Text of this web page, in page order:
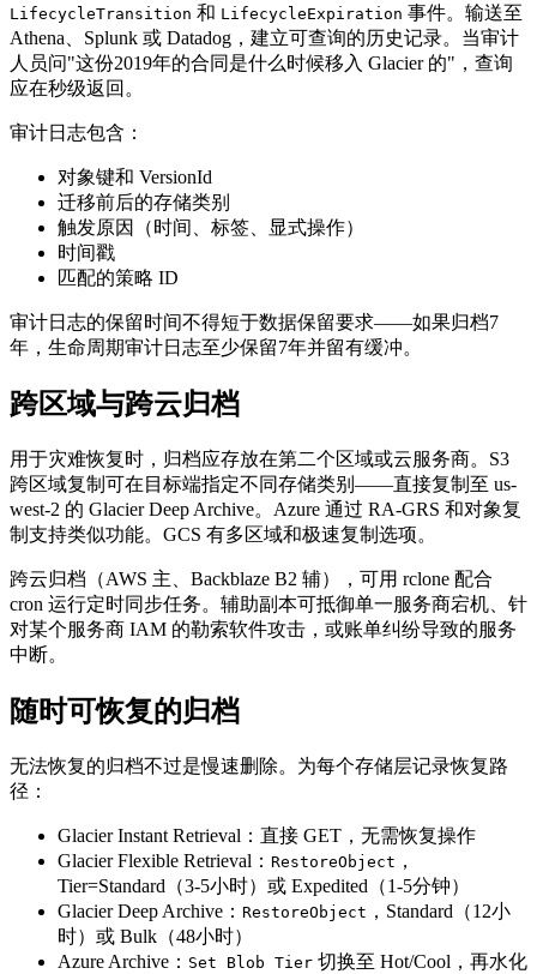
LifecycleTransition 和 LifecycleExpiration 事件。输送至
Athena、Splunk 或 Datadog，建立可查询的历史记录。当审计
人员问"这份2019年的合同是什么时候移入 Glacier 的"，查询
应在秒级返回。
审计日志包含：
对象键和 VersionId
迁移前后的存储类别
触发原因（时间、标签、显式操作）
时间戳
匹配的策略 ID
审计日志的保留时间不得短于数据保留要求——如果归档7
年，生命周期审计日志至少保留7年并留有缓冲。
跨区域与跨云归档
用于灾难恢复时，归档应存放在第二个区域或云服务商。S3
跨区域复制可在目标端指定不同存储类别——直接复制至 us-
west-2 的 Glacier Deep Archive。Azure 通过 RA-GRS 和对象复
制支持类似功能。GCS 有多区域和极速复制选项。
跨云归档（AWS 主、Backblaze B2 辅），可用 rclone 配合
cron 运行定时同步任务。辅助副本可抵御单一服务商宕机、针
对某个服务商 IAM 的勒索软件攻击，或账单纠纷导致的服务
中断。
随时可恢复的归档
无法恢复的归档不过是慢速删除。为每个存储层记录恢复路
径：
Glacier Instant Retrieval：直接 GET，无需恢复操作
Glacier Flexible Retrieval： RestoreObject ，
Tier=Standard（3-5小时）或 Expedited（1-5分钟）
Glacier Deep Archive： RestoreObject ，Standard（12小
时）或 Bulk（48小时）
Azure Archive： Set Blob Tier 切换至 Hot/Cool，再水化